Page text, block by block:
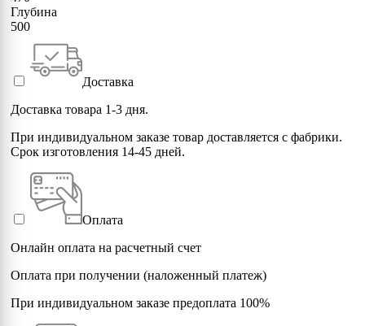
Глубина
500
Доставка
Доставка товара 1-3 дня.
При индивидуальном заказе товар доставляется с фабрики.
Срок изготовления 14-45 дней.
Оплата
Онлайн оплата на расчетный счет
Оплата при получении (наложенный платеж)
При индивидуальном заказе предоплата 100%